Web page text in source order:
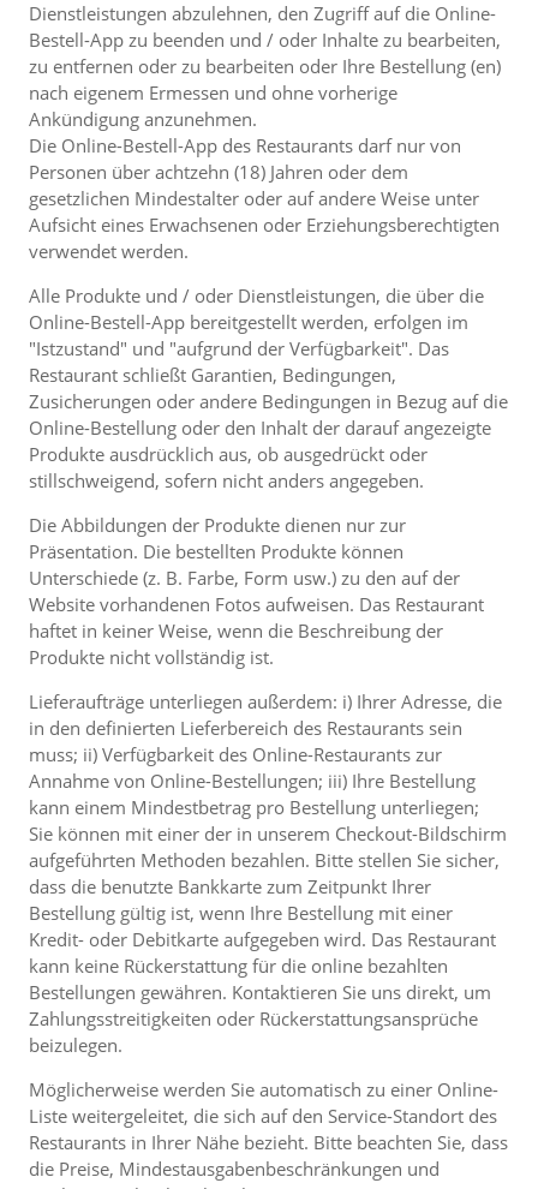
Dienstleistungen abzulehnen, den Zugriff auf die Online-
Bestell-App zu beenden und / oder Inhalte zu bearbeiten,
zu entfernen oder zu bearbeiten oder Ihre Bestellung (en)
nach eigenem Ermessen und ohne vorherige
Ankündigung anzunehmen.
Die Online-Bestell-App des Restaurants darf nur von
Personen über achtzehn (18) Jahren oder dem
gesetzlichen Mindestalter oder auf andere Weise unter
Aufsicht eines Erwachsenen oder Erziehungsberechtigten
verwendet werden.
Alle Produkte und / oder Dienstleistungen, die über die
Online-Bestell-App bereitgestellt werden, erfolgen im
"Istzustand" und "aufgrund der Verfügbarkeit". Das
Restaurant schließt Garantien, Bedingungen,
Zusicherungen oder andere Bedingungen in Bezug auf die
Online-Bestellung oder den Inhalt der darauf angezeigte
Produkte ausdrücklich aus, ob ausgedrückt oder
stillschweigend, sofern nicht anders angegeben.
Die Abbildungen der Produkte dienen nur zur
Präsentation. Die bestellten Produkte können
Unterschiede (z. B. Farbe, Form usw.) zu den auf der
Website vorhandenen Fotos aufweisen. Das Restaurant
haftet in keiner Weise, wenn die Beschreibung der
Produkte nicht vollständig ist.
Lieferaufträge unterliegen außerdem: i) Ihrer Adresse, die
in den definierten Lieferbereich des Restaurants sein
muss; ii) Verfügbarkeit des Online-Restaurants zur
Annahme von Online-Bestellungen; iii) Ihre Bestellung
kann einem Mindestbetrag pro Bestellung unterliegen;
Sie können mit einer der in unserem Checkout-Bildschirm
aufgeführten Methoden bezahlen. Bitte stellen Sie sicher,
dass die benutzte Bankkarte zum Zeitpunkt Ihrer
Bestellung gültig ist, wenn Ihre Bestellung mit einer
Kredit- oder Debitkarte aufgegeben wird. Das Restaurant
kann keine Rückerstattung für die online bezahlten
Bestellungen gewähren. Kontaktieren Sie uns direkt, um
Zahlungsstreitigkeiten oder Rückerstattungsansprüche
beizulegen.
Möglicherweise werden Sie automatisch zu einer Online-
Liste weitergeleitet, die sich auf den Service-Standort des
Restaurants in Ihrer Nähe bezieht. Bitte beachten Sie, dass
die Preise, Mindestausgabenbeschränkungen und